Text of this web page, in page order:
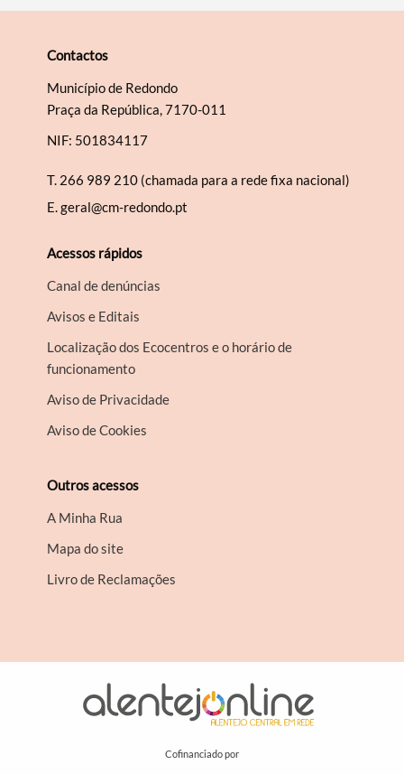
Contactos
Município de Redondo
Praça da República, 7170-011
NIF: 501834117
T. 266 989 210 (chamada para a rede fixa nacional)
E.geral@cm-redondo.pt
Acessos rápidos
Canal de denúncias
Avisos e Editais
Localização dos Ecocentros e o horário de
funcionamento
Aviso de Privacidade
Aviso de Cookies
Outros acessos
A Minha Rua
Mapa do site
Livro de Reclamações
Cofinanciado por